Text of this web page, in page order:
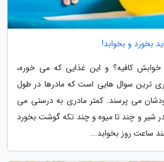
بخورد و بخوابد!
خوابش کافیه؟ و این غذایی که می خوره،
ترین سوال هایی است که مادرها در طول
می پرسند. کمتر مادری به درستی می
شیر و چند تا میوه و چند تکه گوشت بخورد
ساعت روز بخوابد...